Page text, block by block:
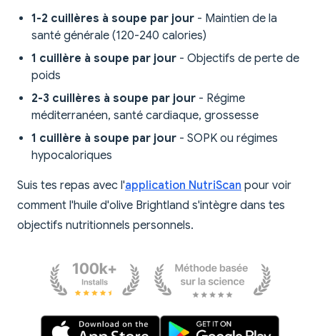
1-2 cuillères à soupe par jour - Maintien de la
santé générale (120-240 calories)
1 cuillère à soupe par jour - Objectifs de perte de
poids
2-3 cuillères à soupe par jour - Régime
méditerranéen, santé cardiaque, grossesse
1 cuillère à soupe par jour - SOPK ou régimes
hypocaloriques
Suis tes repas avec l'application NutriScan pour voir
comment l'huile d'olive Brightland s'intègre dans tes
objectifs nutritionnels personnels.